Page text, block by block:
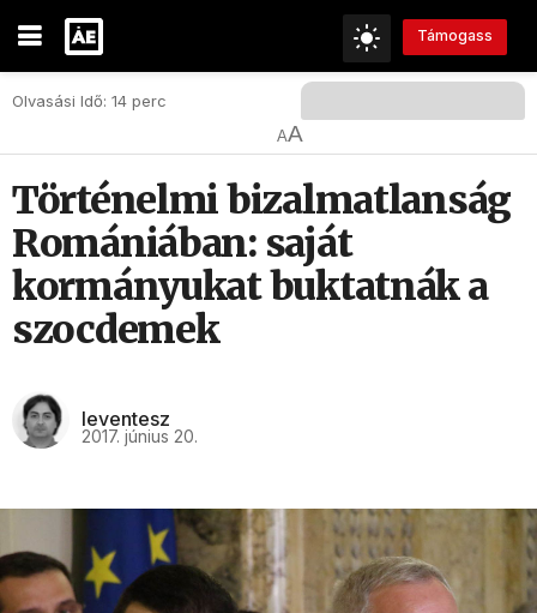
Támogass
Olvasási Idő: 14 perc
AA
Történelmi bizalmatlanság
Romániában: saját
kormányukat buktatnák a
szocdemek
leventesz
2017. június 20.